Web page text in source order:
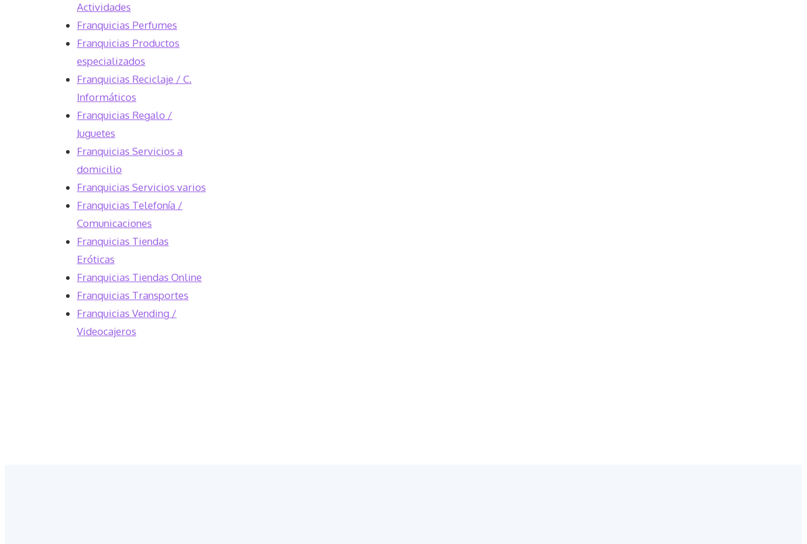
Actividades
Franquicias Perfumes
Franquicias Productos
especializados
Franquicias Reciclaje / C.
Informáticos
Franquicias Regalo /
Juguetes
Franquicias Servicios a
domicilio
Franquicias Servicios varios
Franquicias Telefonía /
Comunicaciones
Franquicias Tiendas
Eróticas
Franquicias Tiendas Online
Franquicias Transportes
Franquicias Vending /
Videocajeros